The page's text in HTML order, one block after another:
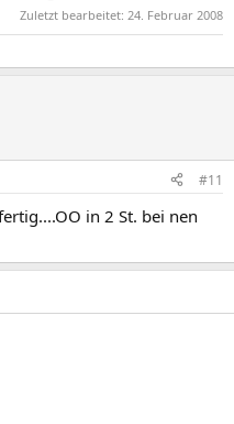
Zuletzt bearbeitet: 24. Februar 2008
#11
in 2 St. bei nen